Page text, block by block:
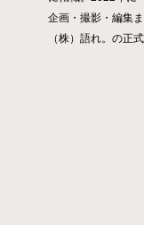
企画・撮影・編集
（株）語れ。の正